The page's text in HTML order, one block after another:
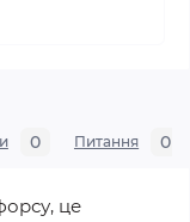
0 Питання 0
це